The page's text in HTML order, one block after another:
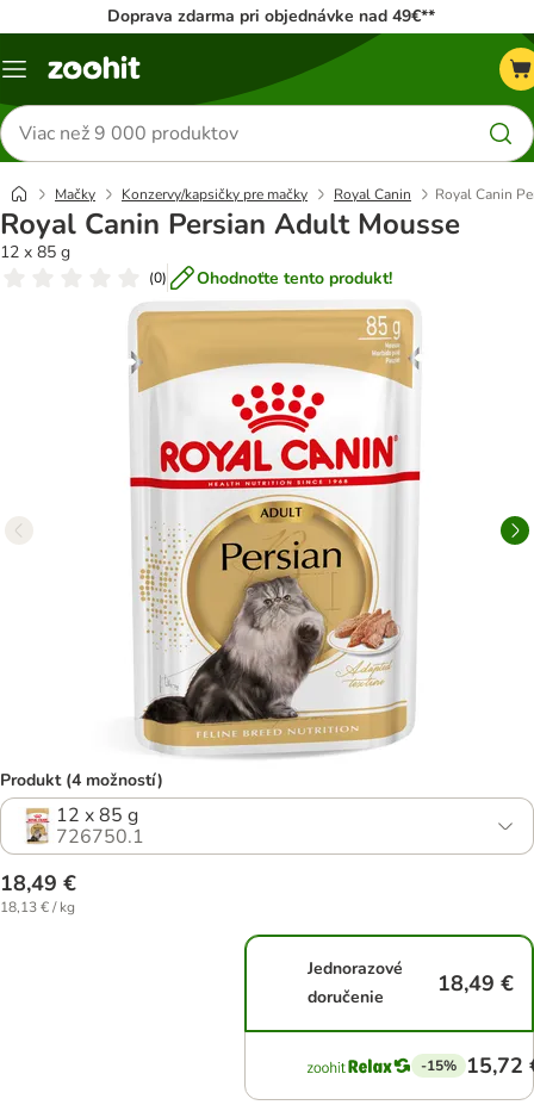
Doprava zdarma pri objednávke nad 49€**
Kategórie
Hľadať
produkty
Mačky Konzervy/kapsičky pre mačky Royal Canin Royal Canin
Royal Canin Persian Adult Mousse
12 x 85 g
(0) Ohodnoťte tento produkt!
Produkt (4 možností)
12 x 85 g
726750.1
18,49 €
18,13 € / kg
Jednorazové
doručenie
18,49 €
-15% 15,72